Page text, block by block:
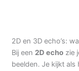
2D en 3D echo’s:
Bij een 2D echo zie
beelden. Je kijkt